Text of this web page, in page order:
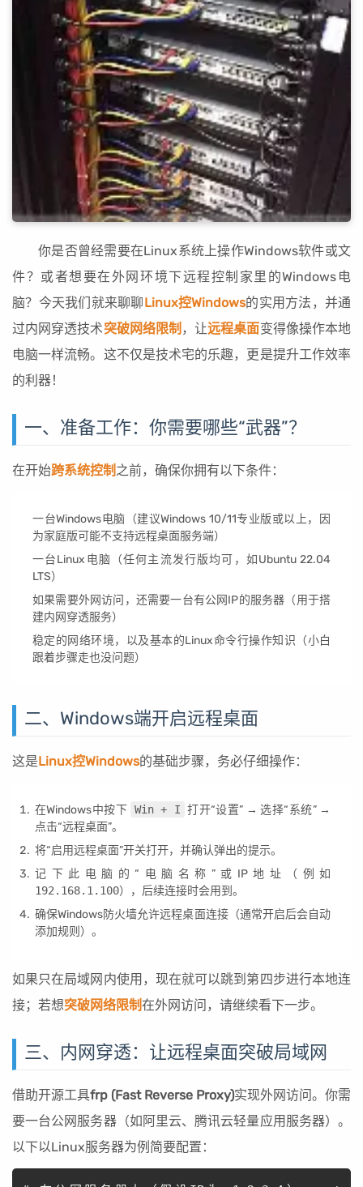
你是否曾经需要在Linux系统上操作Windows软件或文
件？或者想要在外网环境下远程控制家里的Windows电
脑？今天我们就来聊聊Linux控Windows的实用方法，并通
过内网穿透技术突破网络限制 ，让远程桌面变得像操作本地
电脑一样流畅。这不仅是技术宅的乐趣，更是提升工作效率
的利器！
一、准备工作：你需要哪些“武器”？
在开始跨系统控制 之前，确保你拥有以下条件：
一台Windows电脑（建议Windows 10/11专业版或以上，因
为家庭版可能不支持远程桌面服务端）
一台Linux电脑（任何主流发行版均可，如Ubuntu 22.04
LTS）
如果需要外网访问，还需要一台有公网IP的服务器（用于搭
建内网穿透服务）
稳定的网络环境，以及基本的Linux命令行操作知识（小白
跟着步骤走也没问题）
二、Windows端开启远程桌面
这是Linux控Windows的基础步骤，务必仔细操作：
在Windows中按下 Win + I 打开“设置” → 选择“系统” →
点击“远程桌面”。
将“启用远程桌面”开关打开，并确认弹出的提示。
记下此电脑的“电脑名称”或IP地址（例如
192.168.1.100），后续连接时会用到。
确保Windows防火墙允许远程桌面连接（通常开启后会自动
添加规则）。
如果只在局域网内使用，现在就可以跳到第四步进行本地连
接；若想突破网络限制在外网访问，请继续看下一步。
三、内网穿透：让远程桌面突破局域网
借助开源工具frp (Fast Reverse Proxy)实现外网访问。你需
要一台公网服务器（如阿里云、腾讯云轻量应用服务器）。
以下以Linux服务器为例简要配置：